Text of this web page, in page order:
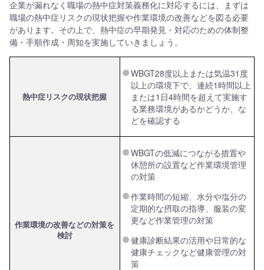
企業が漏れなく職場の熱中症対策義務化に対応するには、まずは
職場の熱中症リスクの現状把握や作業環境の改善などを図る必要
があります。その上で、熱中症の早期発見・対応のための体制整
備・手順作成・周知を実施していきましょう。
熱中症リスクの現状把握
WBGT28度以上または気温31度
以上の環境下で、連続1時間以上
または1日4時間を超えて実施す
る業務環境があるかどうか、な
どを確認する
作業環境の改善などの対策を
検討
WBGTの低減につながる措置や
休憩所の設置など作業環境管理
の対策
作業時間の短縮、水分や塩分の
定期的な摂取の指導、服装の変
更など作業管理の対策
健康診断結果の活用や日常的な
健康チェックなど健康管理の対
策